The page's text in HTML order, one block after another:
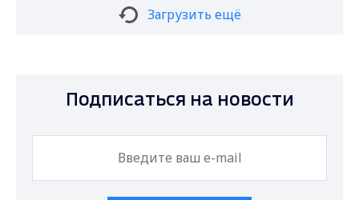
Загрузить ещё
Подписаться на новости